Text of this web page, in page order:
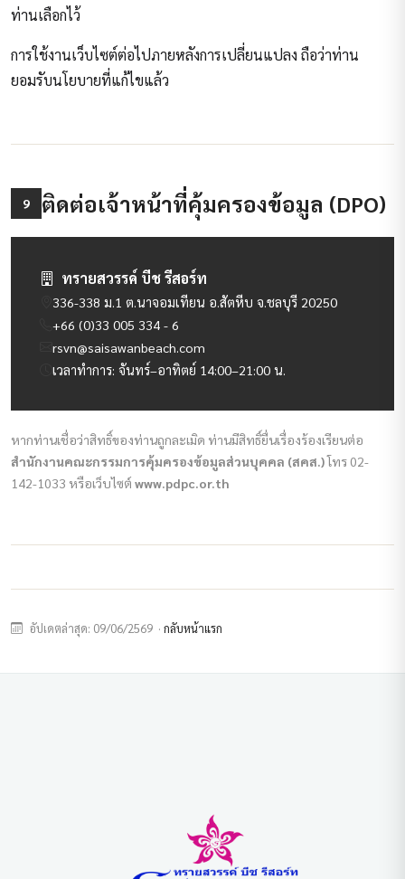
ท่านเลือกไว้
การใช้งานเว็บไซต์ต่อไปภายหลังการเปลี่ยนแปลง ถือว่าท่าน
ยอมรับนโยบายที่แก้ไขแล้ว
9 ติดต่อเจ้าหน้าที่คุ้มครองข้อมูล (DPO)
ทรายสวรรค์ บีช รีสอร์ท
336-338 ม.1 ต.นาจอมเทียน อ.สัตหีบ จ.ชลบุรี 20250
+66 (0)33 005 334 - 6
rsvn@saisawanbeach.com
เวลาทำการ: จันทร์–อาทิตย์ 14:00–21:00 น.
หากท่านเชื่อว่าสิทธิ์ของท่านถูกละเมิด ท่านมีสิทธิ์ยื่นเรื่องร้องเรียนต่อ
สำนักงานคณะกรรมการคุ้มครองข้อมูลส่วนบุคคล (สคส.)โทร 02-
142-1033 หรือเว็บไซต์ www.pdpc.or.th
อัปเดตล่าสุด: 09/06/2569 · กลับหน้าแรก